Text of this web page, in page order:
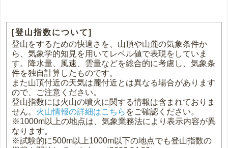
[登山指数について]
登山をするための快適さを、山頂や山麓の気象条件か
ら、気象学的知見を用いてレベル値で表現をしていま
す。降水量、風速、雲量などを総合的に考慮し、気象条
件を独自計算したものです。
また山頂付近の天気は麓付近とは異なる場合があります
ので、ご注意ください。
登山指数には火山の噴火に関する情報は含まれておりま
せん。 火山情報の詳細はこちら をご確認ください。
※1000m以上の地点は、気象業務法により表示内容が異
なります。
※試験的に500m以上1000m以下の地点でも登山指数の